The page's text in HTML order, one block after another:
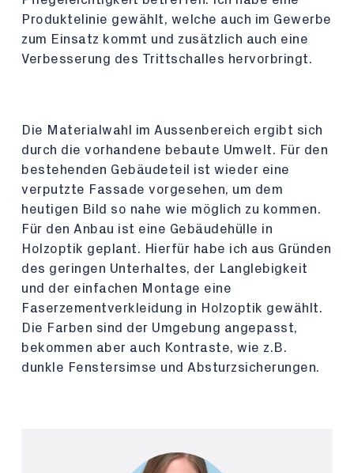
Produktelinie gewählt, welche auch im Gewerbe
zum Einsatz kommt und zusätzlich auch eine
Verbesserung des Trittschalles hervorbringt.
Die Materialwahl im Aussenbereich ergibt sich
durch die vorhandene bebaute Umwelt. Für den
bestehenden Gebäudeteil ist wieder eine
verputzte Fassade vorgesehen, um dem
heutigen Bild so nahe wie möglich zu kommen.
Für den Anbau ist eine Gebäudehülle in
Holzoptik geplant. Hierfür habe ich aus Gründen
des geringen Unterhaltes, der Langlebigkeit
und der einfachen Montage eine
Faserzementverkleidung in Holzoptik gewählt.
Die Farben sind der Umgebung angepasst,
bekommen aber auch Kontraste, wie z.B.
dunkle Fenstersimse und Absturzsicherungen.